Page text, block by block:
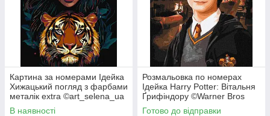
Картина за номерами Ідейка
Хижацький погляд з фарбами
металік extra ©art_selena_ua
(KHO8481) 30 х 40 см
В наявності
Розмальовка по номерах
Ідейка Harry Potter: Вітальня
Ґрифіндору ©Warner Bros
(KHO8708) 40 х 50 см
Готово до відправки